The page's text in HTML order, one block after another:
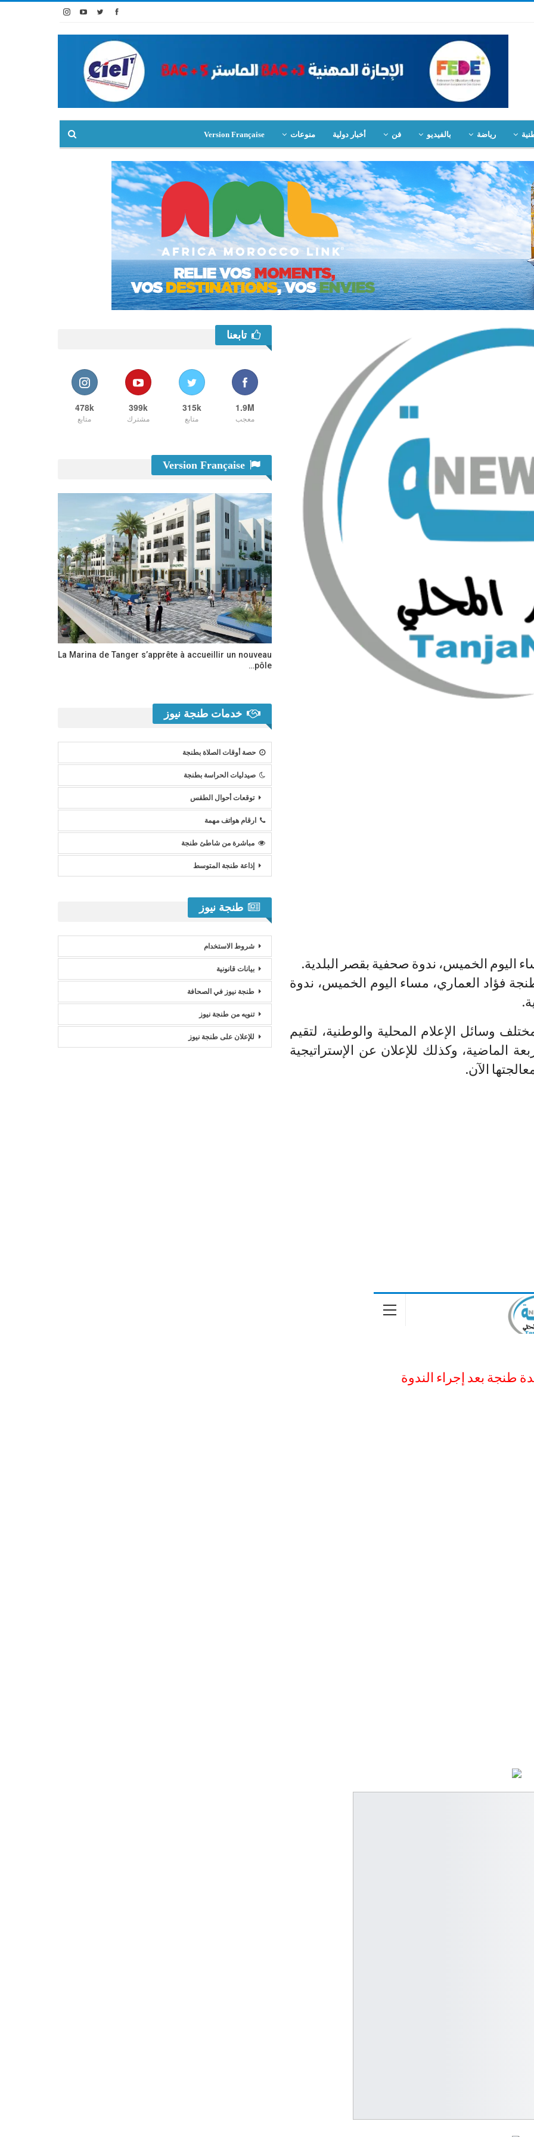
رياضة بالفيديو فن أخبار دولية منوعات Version Française
اليوم الخميس، ندوة صحفية بقصر البلدية.
فؤاد العماري، مساء اليوم الخميس، ندوة
وسائل الإعلام المحلية والوطنية، لتقيم
الماضية، وكذلك للإعلان عن الإستراتيجية
الآن.
طنجة بعد إجراء الندوة
تابعنا
1.9M
معجب
315k
متابع
399k
مشترك
478k
متابع
La Marina de Tanger s’apprête à accueillir un nouveau
pôle…
خدمات طنجة نيوز
حصة أوقات الصلاة بطنجة
صيدليات الحراسة بطنجة
توقعات أحوال الطقس
ارقام هواتف مهمة
مباشرة من شاطئ طنجة
إذاعة طنجة المتوسط
طنجة نيوز
شروط الاستخدام
بيانات قانونية
طنجة نيوز في الصحافة
تنويه من طنجة نيوز
للإعلان على طنجة نيوز